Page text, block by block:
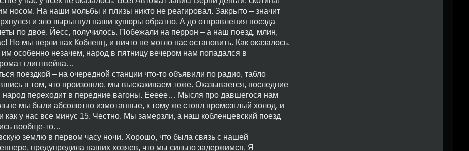
носом. На наши мольбы и плизы никто не реагировал. Закрыто – значит
и зло вырыгнул наши купюры обратно. А до отправления поезда
по двое. Йесс, получилось. Побежали на перрон – а наш поезд, млин,
Но мы перли нах Кобленц, и ничто не могло нас остановить. Как оказалось,
особенно незачем, народ в пятницу вечером нам попадался в
глинтвейна…
поездкой – на очередной станции что-то объявили по радио, табло
в том, что произошло, мы выскакиваем тоже. Оказывается, последние
народ переходит в передние вагоны. Еееее… Мысля про давшегося нам
мы были абсолютно измотанные, к тому же стоял промозглый холод, и
у нас все минус 15. Честно. Мы замерзли, а наш кобленцевский поезд
вообще-то…
землю в первом часу ночи. Хорошо, что была связь с нашей
предупредила наших хозяев, что мы сильно задержимся. Я